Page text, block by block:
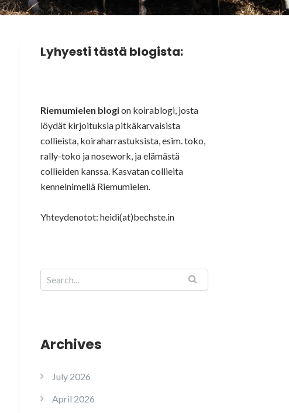
Lyhyesti tästä blogista:
Riemumielen blogion koirablogi, josta
löydät kirjoituksia pitkäkarvaisista
collieista, koiraharrastuksista, esim. toko,
rally-toko ja nosework, ja elämästä
collieiden kanssa. Kasvatan collieita
kennelnimellä Riemumielen.
Yhteydenotot: heidi(at)bechste.in
Archives
July 2026
April 2026